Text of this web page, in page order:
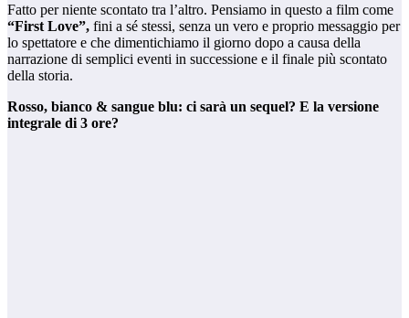
Fatto per niente scontato tra l’altro. Pensiamo in questo a film come
“First Love”, fini a sé stessi, senza un vero e proprio messaggio per
lo spettatore e che dimentichiamo il giorno dopo a causa della
narrazione di semplici eventi in successione e il finale più scontato
della storia.
Rosso, bianco & sangue blu: ci sarà un sequel? E la versione
integrale di 3 ore?